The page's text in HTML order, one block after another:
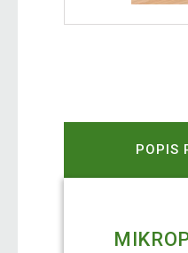
POPIS